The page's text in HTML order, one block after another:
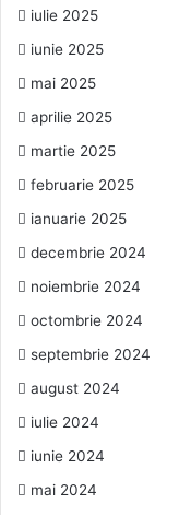
iulie 2025
iunie 2025
mai 2025
aprilie 2025
martie 2025
februarie 2025
ianuarie 2025
decembrie 2024
noiembrie 2024
octombrie 2024
septembrie 2024
august 2024
iulie 2024
iunie 2024
mai 2024